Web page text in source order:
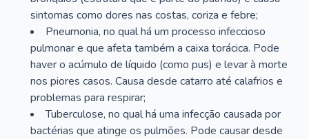
sintomas como dores nas costas, coriza e febre;
Pneumonia, no qual há um processo infeccioso
pulmonar e que afeta também a caixa torácica. Pode
haver o acúmulo de líquido (como pus) e levar à morte
nos piores casos. Causa desde catarro até calafrios e
problemas para respirar;
Tuberculose, no qual há uma infecção causada por
bactérias que atinge os pulmões. Pode causar desde